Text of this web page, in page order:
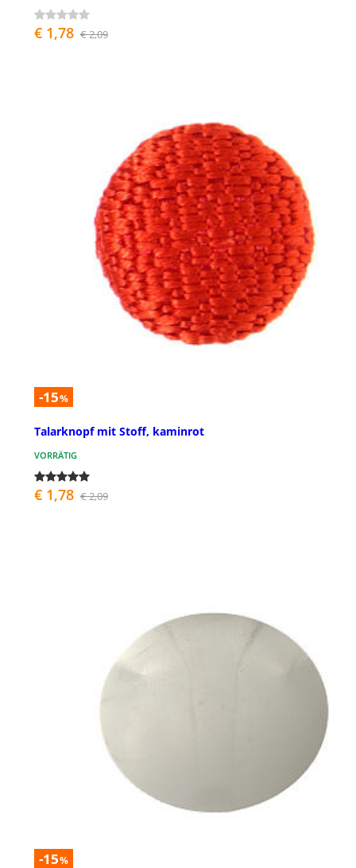
€ 1,78 € 2,09
-15%
Talarknopf mit Stoff, kaminrot
VORRÄTIG
€ 1,78 € 2,09
-15%